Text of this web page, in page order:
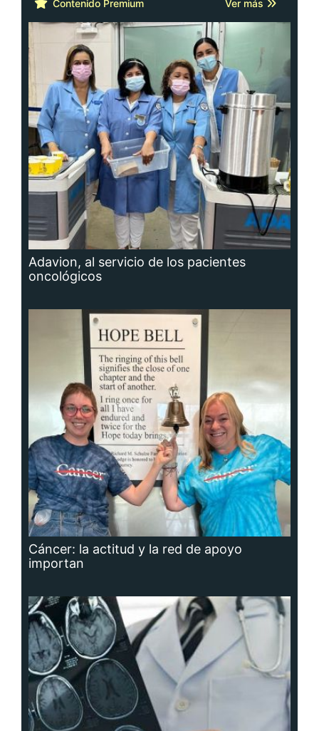
Contenido Premium Ver más
Adavion, al servicio de los pacientes
oncológicos
Cáncer: la actitud y la red de apoyo
importan